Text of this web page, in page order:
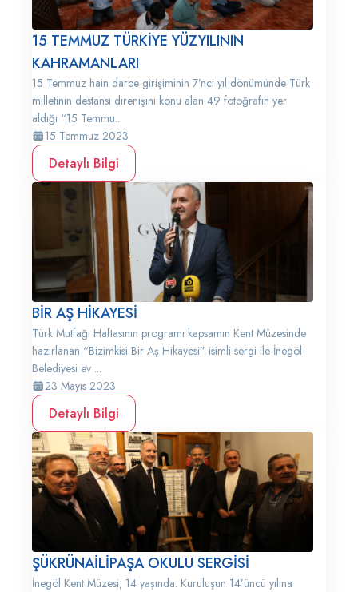
15 TEMMUZ TÜRKİYE YÜZYILININ
KAHRAMANLARI
15 Temmuz hain darbe girişiminin 7’nci yıl dönümünde Türk
milletinin destansı direnişini konu alan 49 fotoğrafın yer
aldığı “15 Temmu...
15 Temmuz 2023
Detaylı Bilgi
BİR AŞ HİKAYESİ
Türk Mutfağı Haftasının programı kapsamın Kent Müzesinde
hazırlanan “Bizimkisi Bir Aş Hikayesi” isimli sergi ile İnegöl
Belediyesi ev ...
23 Mayıs 2023
Detaylı Bilgi
ŞÜKRÜNAİLİPAŞA OKULU SERGİSİ
İnegöl Kent Müzesi, 14 yaşında. Kuruluşun 14’üncü yılına